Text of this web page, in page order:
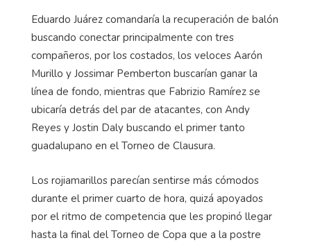
Eduardo Juárez comandaría la recuperación de balón
buscando conectar principalmente con tres
compañeros, por los costados, los veloces Aarón
Murillo y Jossimar Pemberton buscarían ganar la
línea de fondo, mientras que Fabrizio Ramírez se
ubicaría detrás del par de atacantes, con Andy
Reyes y Jostin Daly buscando el primer tanto
guadalupano en el Torneo de Clausura.
Los rojiamarillos parecían sentirse más cómodos
durante el primer cuarto de hora, quizá apoyados
por el ritmo de competencia que les propinó llegar
hasta la final del Torneo de Copa que a la postre